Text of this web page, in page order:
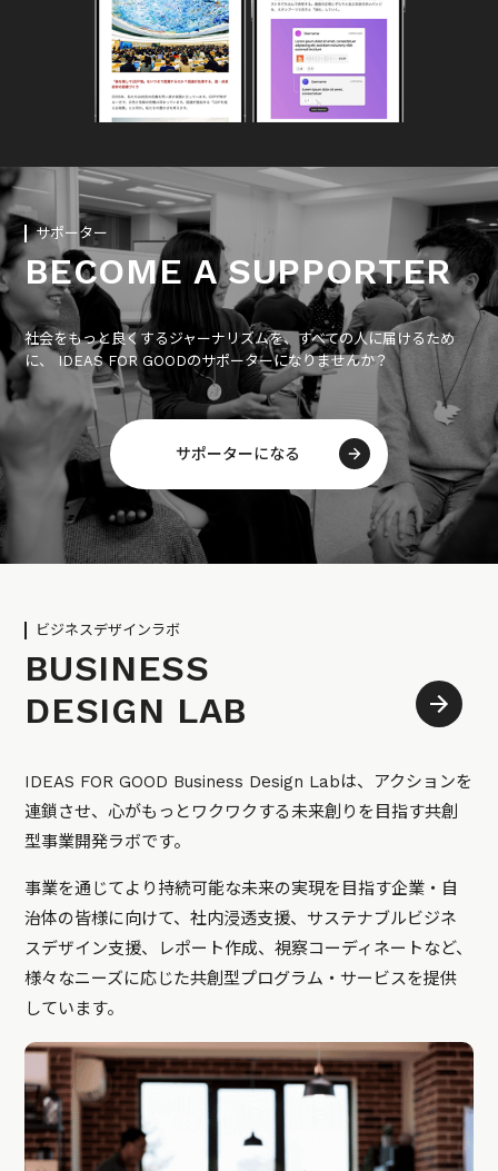
サポーター
BECOME A SUPPORTER
社会をもっと良くするジャーナリズムを、すべての人に届けるため
に、 IDEAS FOR GOODのサポーターになりませんか？
サポーターになる
ビジネスデザインラボ
BUSINESS
DESIGN LAB
IDEAS FOR GOOD Business Design Labは、アクションを
連鎖させ、心がもっとワクワクする未来創りを目指す共創
型事業開発ラボです。
事業を通じてより持続可能な未来の実現を目指す企業・自
治体の皆様に向けて、社内浸透支援、サステナブルビジネ
スデザイン支援、レポート作成、視察コーディネートなど、
様々なニーズに応じた共創型プログラム・サービスを提供
しています。